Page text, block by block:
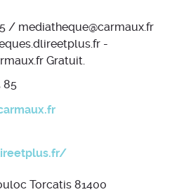
/ mediatheque@carmaux.fr
-
Gratuit.
85
Torcatis 81400